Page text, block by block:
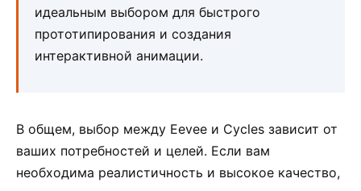
идеальным выбором для быстрого
прототипирования и создания
интерактивной анимации.
В общем, выбор между Eevee и Cycles зависит от
ваших потребностей и целей. Если вам
необходима реалистичность и высокое качество,